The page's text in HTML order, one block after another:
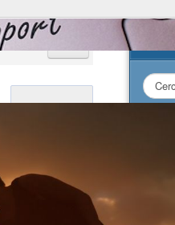
riceverne, e sono
rimane preclusa la
Cerca...